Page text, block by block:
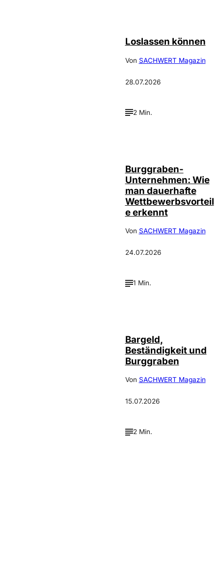
Loslassen können
Von SACHWERT Magazin
28.07.2026
2 Min.
Burggraben-
Unternehmen: Wie
man dauerhafte
Wettbewerbsvorteil
e erkennt
Von SACHWERT Magazin
24.07.2026
1 Min.
Bargeld,
Beständigkeit und
Burggraben
Von SACHWERT Magazin
15.07.2026
2 Min.